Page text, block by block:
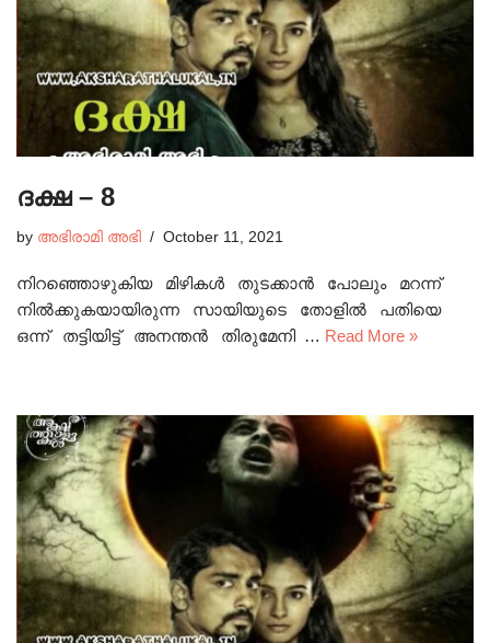
ദക്ഷ – 8
by അഭിരാമി അഭി October 11, 2021
നിറഞ്ഞൊഴുകിയ മിഴികൾ തുടക്കാൻ പോലും മറന്ന്
നിൽക്കുകയായിരുന്ന സായിയുടെ തോളിൽ പതിയെ
ഒന്ന് തട്ടിയിട്ട് അനന്തൻ തിരുമേനി … Read More »